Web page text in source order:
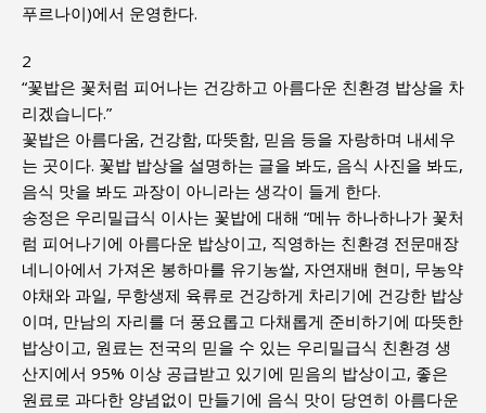
푸르나이)에서 운영한다.
2
“꽃밥은 꽃처럼 피어나는 건강하고 아름다운 친환경 밥상을 차
리겠습니다.”
꽃밥은 아름다움, 건강함, 따뜻함, 믿음 등을 자랑하며 내세우
는 곳이다. 꽃밥 밥상을 설명하는 글을 봐도, 음식 사진을 봐도,
음식 맛을 봐도 과장이 아니라는 생각이 들게 한다.
송정은 우리밀급식 이사는 꽃밥에 대해 “메뉴 하나하나가 꽃처
럼 피어나기에 아름다운 밥상이고, 직영하는 친환경 전문매장
네니아에서 가져온 봉하마를 유기농쌀, 자연재배 현미, 무농약
야채와 과일, 무항생제 육류로 건강하게 차리기에 건강한 밥상
이며, 만남의 자리를 더 풍요롭고 다채롭게 준비하기에 따뜻한
밥상이고, 원료는 전국의 믿을 수 있는 우리밀급식 친환경 생
산지에서 95% 이상 공급받고 있기에 믿음의 밥상이고, 좋은
원료로 과다한 양념없이 만들기에 음식 맛이 당연히 아름다운